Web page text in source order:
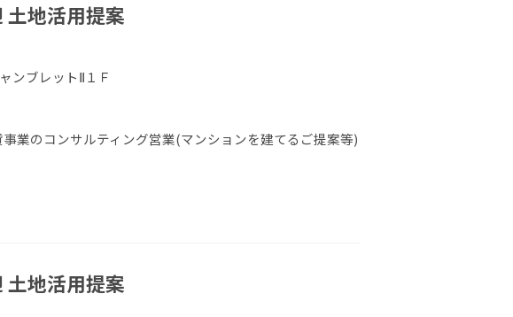
地活用提案
ンブレットⅡ１Ｆ
業のコンサルティング営業(マンションを建てるご提案等)
地活用提案